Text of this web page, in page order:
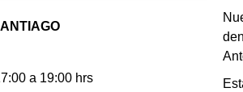
a 19:00 hrs